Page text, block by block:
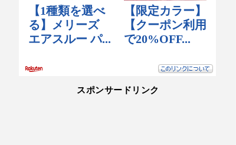
スポンサードリンク